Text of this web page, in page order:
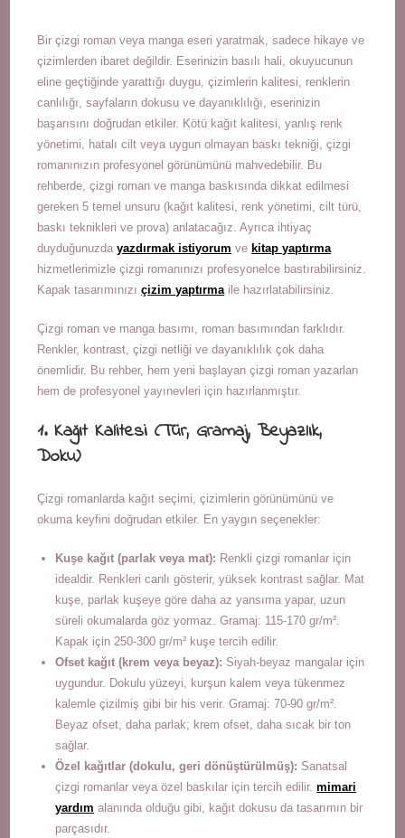
Bir çizgi roman veya manga eseri yaratmak, sadece hikaye ve
çizimlerden ibaret değildir. Eserinizin basılı hali, okuyucunun
eline geçtiğinde yarattığı duygu, çizimlerin kalitesi, renklerin
canlılığı, sayfaların dokusu ve dayanıklılığı, eserinizin
başarısını doğrudan etkiler. Kötü kağıt kalitesi, yanlış renk
yönetimi, hatalı cilt veya uygun olmayan baskı tekniği, çizgi
romanınızın profesyonel görünümünü mahvedebilir. Bu
rehberde, çizgi roman ve manga baskısında dikkat edilmesi
gereken 5 temel unsuru (kağıt kalitesi, renk yönetimi, cilt türü,
baskı teknikleri ve prova) anlatacağız. Ayrıca ihtiyaç
duyduğunuzdayazdırmak istiyorum vekitap yaptırma
hizmetlerimizle çizgi romanınızı profesyonelce bastırabilirsiniz.
Kapak tasarımınızıçizim yaptırma ile hazırlatabilirsiniz.
Çizgi roman ve manga basımı, roman basımından farklıdır.
Renkler, kontrast, çizgi netliği ve dayanıklılık çok daha
önemlidir. Bu rehber, hem yeni başlayan çizgi roman yazarları
hem de profesyonel yayınevleri için hazırlanmıştır.
1. Kağıt Kalitesi (Tür, Gramaj, Beyazlık,
Doku)
Çizgi romanlarda kağıt seçimi, çizimlerin görünümünü ve
okuma keyfini doğrudan etkiler. En yaygın seçenekler:
Kuşe kağıt (parlak veya mat): Renkli çizgi romanlar için
idealdir. Renkleri canlı gösterir, yüksek kontrast sağlar. Mat
kuşe, parlak kuşeye göre daha az yansıma yapar, uzun
süreli okumalarda göz yormaz. Gramaj: 115-170 gr/m².
Kapak için 250-300 gr/m² kuşe tercih edilir.
Ofset kağıt (krem veya beyaz): Siyah-beyaz mangalar için
uygundur. Dokulu yüzeyi, kurşun kalem veya tükenmez
kalemle çizilmiş gibi bir his verir. Gramaj: 70-90 gr/m².
Beyaz ofset, daha parlak; krem ofset, daha sıcak bir ton
sağlar.
Özel kağıtlar (dokulu, geri dönüştürülmüş): Sanatsal
çizgi romanlar veya özel baskılar için tercih edilir.mimari
yardım alanında olduğu gibi, kağıt dokusu da tasarımın bir
parçasıdır.